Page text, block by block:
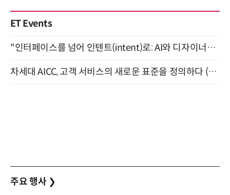
ET Events
"인터페이스를 넘어 인텐트(intent)로: AI와 디자이너가 함께 만드는 공존의 UX" 강남역 (9/2)
차세대 AICC, 고객 서비스의 새로운 표준을 정의하다 (9/9)
주요 행사 ❯